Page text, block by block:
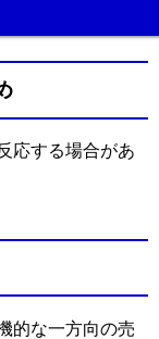
応する場合があ
的な一方向の売